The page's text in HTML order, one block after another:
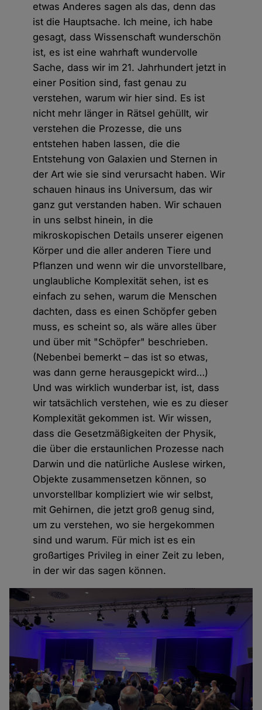
etwas Anderes sagen als das, denn das
ist die Hauptsache. Ich meine, ich habe
gesagt, dass Wissenschaft wunderschön
ist, es ist eine wahrhaft wundervolle
Sache, dass wir im 21. Jahrhundert jetzt in
einer Position sind, fast genau zu
verstehen, warum wir hier sind. Es ist
nicht mehr länger in Rätsel gehüllt, wir
verstehen die Prozesse, die uns
entstehen haben lassen, die die
Entstehung von Galaxien und Sternen in
der Art wie sie sind verursacht haben. Wir
schauen hinaus ins Universum, das wir
ganz gut verstanden haben. Wir schauen
in uns selbst hinein, in die
mikroskopischen Details unserer eigenen
Körper und die aller anderen Tiere und
Pflanzen und wenn wir die unvorstellbare,
unglaubliche Komplexität sehen, ist es
einfach zu sehen, warum die Menschen
dachten, dass es einen Schöpfer geben
muss, es scheint so, als wäre alles über
und über mit "Schöpfer" beschrieben.
(Nebenbei bemerkt – das ist so etwas,
was dann gerne herausgepickt wird…)
Und was wirklich wunderbar ist, ist, dass
wir tatsächlich verstehen, wie es zu dieser
Komplexität gekommen ist. Wir wissen,
dass die Gesetzmäßigkeiten der Physik,
die über die erstaunlichen Prozesse nach
Darwin und die natürliche Auslese wirken,
Objekte zusammensetzen können, so
unvorstellbar kompliziert wie wir selbst,
mit Gehirnen, die jetzt groß genug sind,
um zu verstehen, wo sie hergekommen
sind und warum. Für mich ist es ein
großartiges Privileg in einer Zeit zu leben,
in der wir das sagen können.